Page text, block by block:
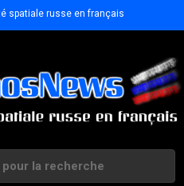
spatiale russe en français